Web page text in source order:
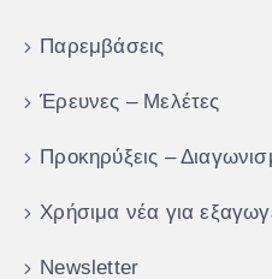
Παρεμβάσεις
Έρευνες – Μελέτες
Προκηρύξεις –
Χρήσιμα νέα για
Newsletter